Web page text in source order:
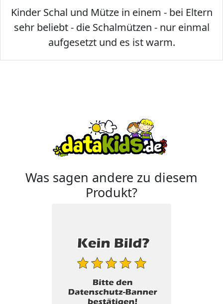
Kinder Schal und Mütze in einem - bei Eltern
sehr beliebt - die Schalmützen - nur einmal
aufgesetzt und es ist warm.
Was sagen andere zu diesem
Produkt?